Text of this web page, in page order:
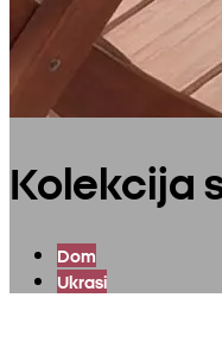
Kolekcija
Dom
Ukrasi